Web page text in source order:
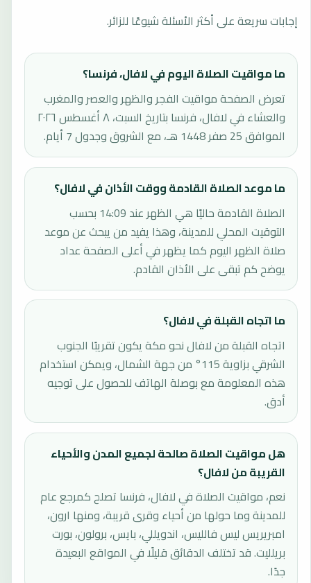
إجابات سريعة على أكثر الأسئلة شيوعًا للزائر.
ما مواقيت الصلاة اليوم في لافال، فرنسا؟
تعرض الصفحة مواقيت الفجر والظهر والعصر والمغرب
والعشاء في لافال، فرنسا بتاريخ السبت، ٨ أغسطس ٢٠٢٦
الموافق 25 صفر 1448 هـ، مع الشروق وجدول 7 أيام.
ما موعد الصلاة القادمة ووقت الأذان في لافال؟
الصلاة القادمة حاليًا هي الظهر عند 14:09 بحسب
التوقيت المحلي للمدينة، وهذا يفيد من يبحث عن موعد
صلاة الظهر اليوم كما يظهر في أعلى الصفحة عداد
يوضح كم تبقى على الأذان القادم.
ما اتجاه القبلة في لافال؟
اتجاه القبلة من لافال نحو مكة يكون تقريبًا الجنوب
الشرقي بزاوية 115° من جهة الشمال، ويمكن استخدام
هذه المعلومة مع بوصلة الهاتف للحصول على توجيه
أدق.
هل مواقيت الصلاة صالحة لجميع المدن والأحياء
القريبة من لافال؟
نعم، مواقيت الصلاة في لافال، فرنسا تصلح كمرجع عام
للمدينة وما حولها من أحياء وقرى قريبة، ومنها ارون،
امبريريس ليس فالليس، اندويللي، بايس، برولون، بورت
بريلليت. قد تختلف الدقائق قليلًا في المواقع البعيدة
جدًا.